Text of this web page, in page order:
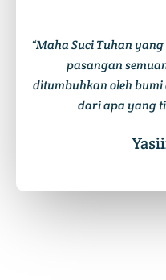
“Maha Suci Tuhan
pasangan
ditumbuhkan oleh
dari apa yang